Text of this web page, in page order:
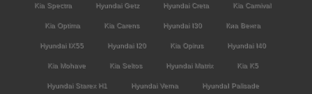
Kia Spectra Hyundai Getz Hyundai Creta Kia Carnival
Kia Optima Kia Carens Hyundai I30 Киа Венга
Hyundai IX55 Hyundai I20 Kia Opirus Hyundai I40
Kia Mohave Kia Seltos Hyundai Matrix Kia K5
Hyundai Starex H1 Hyundai Verna HyundaI Palisade